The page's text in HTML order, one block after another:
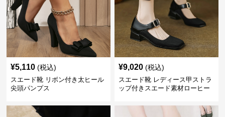
¥5,110 (税込)
スエード靴 リボン付き太ヒール
尖頭パンプス
¥9,020 (税込)
スエード靴 レディース甲ストラ
ップ付きスエード素材ローヒー